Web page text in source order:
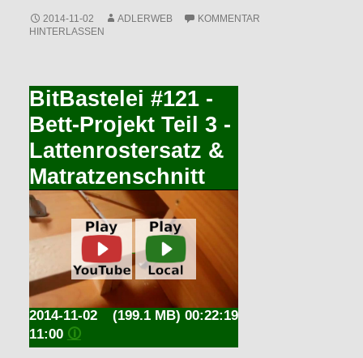
2014-11-02 ADLERWEB
KOMMENTAR
HINTERLASSEN
BitBastelei #121 -
Bett-Projekt Teil 3 -
Lattenrostersatz &
Matratzenschnitt
(199.1 MB) 00:22:19
2014-11-02
11:00 🛈